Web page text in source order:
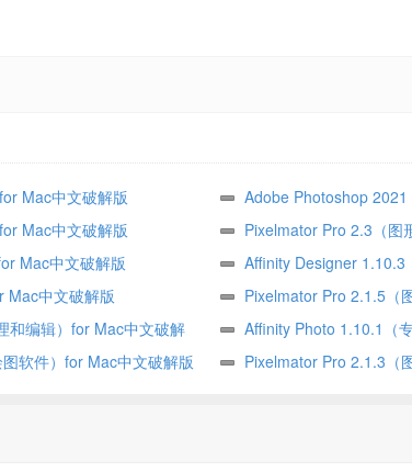
Mac中文破解版
Adobe Photoshop
版
Mac中文破解版
Pixelmator Pro 2.3（图
Mac中文破解版
Affinity Designer 1.10.3
Mac中文破解版
Pixelmator Pro 2.1.5（
和编辑）for Mac中文破解
Affinity Photo 1.10.1（
软件）for Mac中文破解版
Pixelmator Pro 2.1.3（